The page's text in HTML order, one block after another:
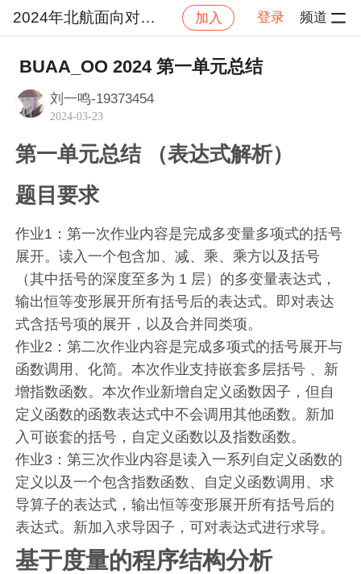
2024年北航面向对象设计与构造 加入 登录 频道
社区 2024年北航面向对象设计与构造
BUAA_OO 2024 第一单元总结
刘一鸣-19373454
2024-03-23
第一单元总结 （表达式解析）
题目要求
作业1：第一次作业内容是完成多变量多项式的括号
展开。读入一个包含加、减、乘、乘方以及括号
（其中括号的深度至多为 1 层）的多变量表达式，
输出恒等变形展开所有括号后的表达式。即对表达
式含括号项的展开，以及合并同类项。
作业2：第二次作业内容是完成多项式的括号展开与
函数调用、化简。本次作业支持嵌套多层括号 、新
增指数函数。本次作业新增自定义函数因子，但自
定义函数的函数表达式中不会调用其他函数。新加
入可嵌套的括号，自定义函数以及指数函数。
作业3：第三次作业内容是读入一系列自定义函数的
定义以及一个包含指数函数、自定义函数调用、求
导算子的表达式，输出恒等变形展开所有括号后的
表达式。新加入求导因子，可对表达式进行求导。
基于度量的程序结构分析